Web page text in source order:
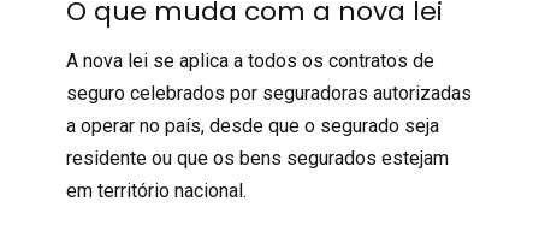
O que muda com a nova lei
A nova lei se aplica a todos os contratos de
seguro celebrados por seguradoras autorizadas
a operar no país, desde que o segurado seja
residente ou que os bens segurados estejam
em território nacional.